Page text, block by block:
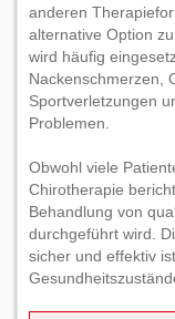
anderen
alternative Option
wird häufig
Nackenschmerzen,
Sportverletzungen
Problemen.
Obwohl viele
Chirotherapie
Behandlung von
durchgeführt wird.
sicher und effektiv